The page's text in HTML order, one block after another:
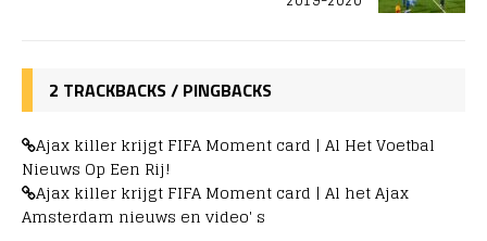
2 TRACKBACKS / PINGBACKS
Ajax killer krijgt FIFA Moment card | Al Het Voetbal
Nieuws Op Een Rij!
Ajax killer krijgt FIFA Moment card | Al het Ajax
Amsterdam nieuws en video' s